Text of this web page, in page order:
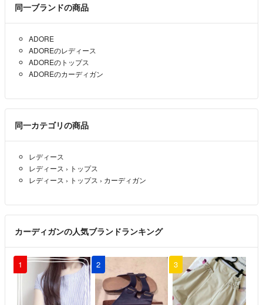
同一ブランドの商品
ADORE
ADOREのレディース
ADOREのトップス
ADOREのカーディガン
同一カテゴリの商品
レディース
レディース › トップス
レディース › トップス › カーディガン
カーディガンの人気ブランドランキング
1 2 3